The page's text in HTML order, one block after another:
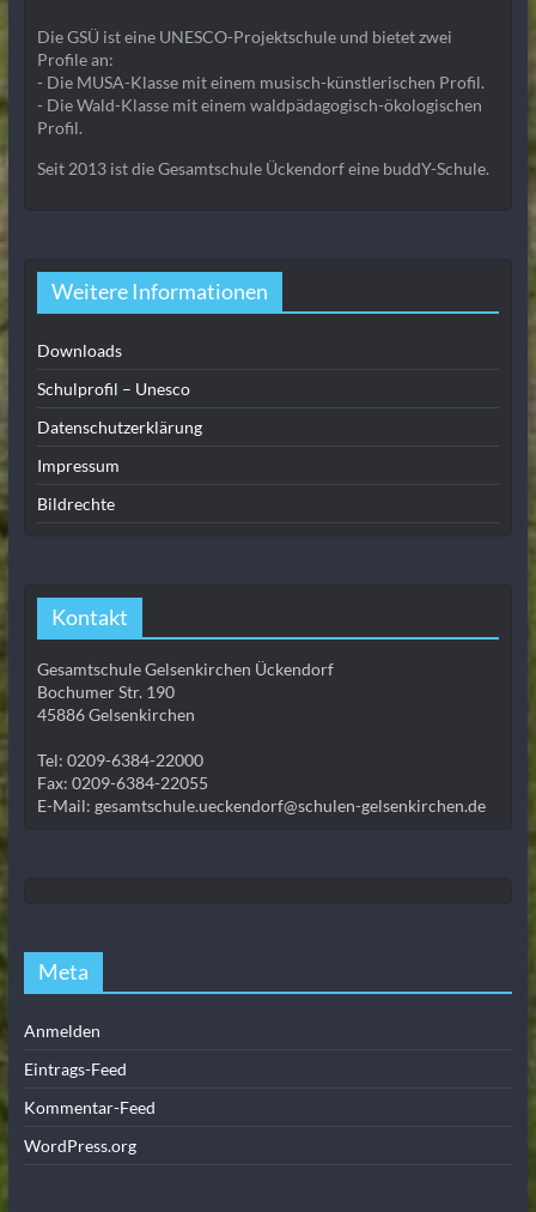
Die GSÜ ist eine UNESCO-Projektschule und bietet zwei
Profile an:
- Die MUSA-Klasse mit einem musisch-künstlerischen Profil.
- Die Wald-Klasse mit einem waldpädagogisch-ökologischen
Profil.
Seit 2013 ist die Gesamtschule Ückendorf eine buddY-Schule.
Weitere Informationen
Downloads
Schulprofil – Unesco
Datenschutzerklärung
Impressum
Bildrechte
Kontakt
Gesamtschule Gelsenkirchen Ückendorf
Bochumer Str. 190
45886 Gelsenkirchen
Tel: 0209-6384-22000
Fax: 0209-6384-22055
E-Mail: gesamtschule.ueckendorf@schulen-gelsenkirchen.de
Meta
Anmelden
Eintrags-Feed
Kommentar-Feed
WordPress.org